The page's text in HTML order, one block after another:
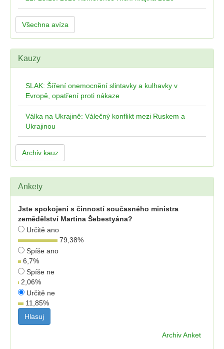
Všechna avíza
Kauzy
SLAK: Šíření onemocnění slintavky a kulhavky v
Evropě, opatření proti nákaze
Válka na Ukrajině: Válečný konflikt mezi Ruskem a
Ukrajinou
Archiv kauz
Ankety
Jste spokojeni s činností současného ministra
zemědělství Martina Šebestyána?
Určitě ano
79,38%
Spíše ano
6,7%
Spíše ne
2,06%
Určitě ne
11,85%
Archiv Anket